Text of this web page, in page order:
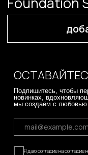
Я даю согласие на согласие
Подпишитесь, чтобы
новинках,
мы создаём с любовью